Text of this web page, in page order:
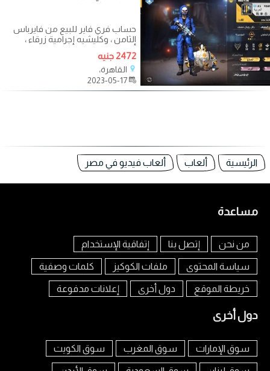
حساب فري فاير للبيع من فايرباس
الثامن ، وكليشيه إجرامية زرقاء ،
أسلحة مطورة ، جلود ، مستوى
80/20000
2472 جنيه
القاهرة،
2023-05-17
الرئيسية ألعاب ألعاب فيديو في مصر
مساعدة
من نحن إتصل بنا إتفاقية الإستخدام
سياسة المحتوى ملفات الكوكيز كلمات وصفية
خريطة الموقع دول أخرى إعلانات مدفوعة
دول أخرى
سوق الإمارات سوق المغرب سوق الكويت